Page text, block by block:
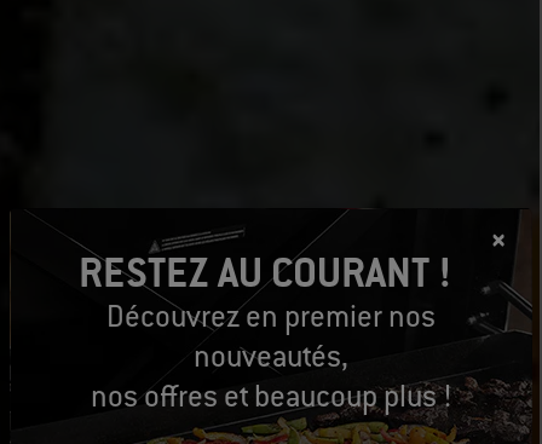
RESTEZ AU COURANT !
Découvrez en premier nos
nouveautés,
nos offres et beaucoup plus !